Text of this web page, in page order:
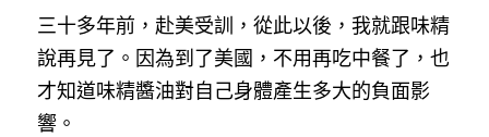
三十多年前，赴美受訓，從此以後，我就跟味精
說再見了。因為到了美國，不用再吃中餐了，也
才知道味精醬油對自己身體產生多大的負面影
響。